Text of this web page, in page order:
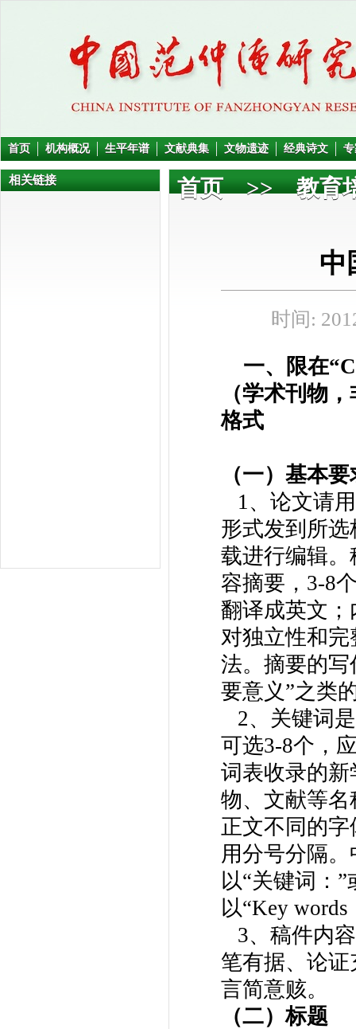
首页 机构概况 生平年谱 文献典集 文物遗迹 经典诗文
相关链接 首页>>教育
中
时间:
一、
限在
（学术刊物
格式
（一）基本要
1、论文请
形式发到所
载进行编辑。
容摘要，3-8
翻译成英文
对独立性和
法。摘要的写
要意义”之类
2、关键词
可选3-8个，
词表收录的
物、文献等
正文不同的
用分号分隔
以“关键词：
以“Key
3、稿件内
笔有据、论
言简意赅。
（二）标题